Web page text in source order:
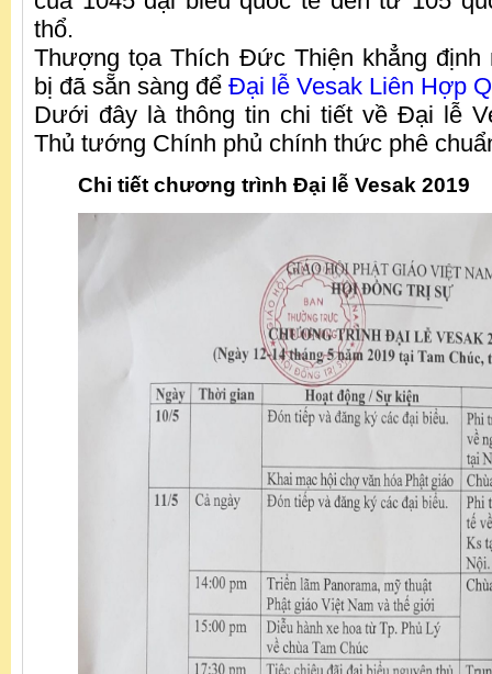
thổ.
Thượng tọa Thích Đức Thiện khẳng định
bị đã sẵn sàng để Đại lễ Vesak Liên Hợp
Dưới đây là thông tin chi tiết về Đại lễ
Thủ tướng Chính phủ chính thức phê
Chi tiết chương trình Đại lễ Vesak 2019